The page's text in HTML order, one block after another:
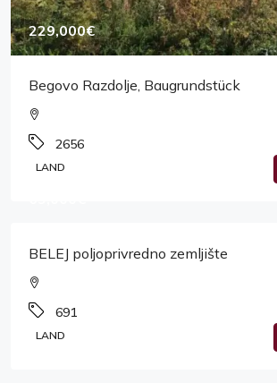
229,000€
Begovo Razdolje, Baugrundstück
2656
LAND
BELEJ poljoprivredno zemljište
691
LAND